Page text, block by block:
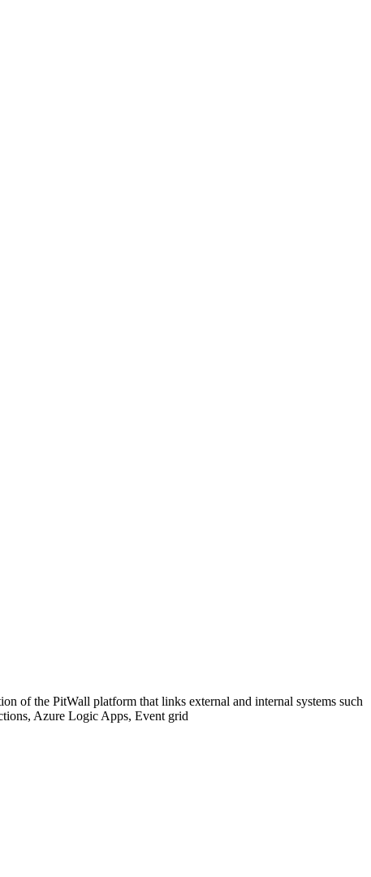
of the PitWall platform that links external and internal systems such
Azure Logic Apps, Event grid